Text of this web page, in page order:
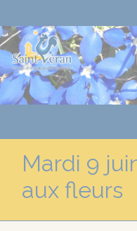
Mardi 9
aux fleurs